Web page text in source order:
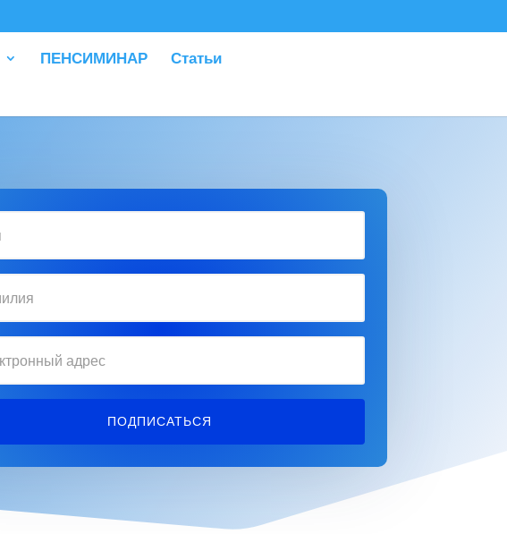
ПЕНСИМИНАР
Статьи
ПОДПИСАТЬСЯ